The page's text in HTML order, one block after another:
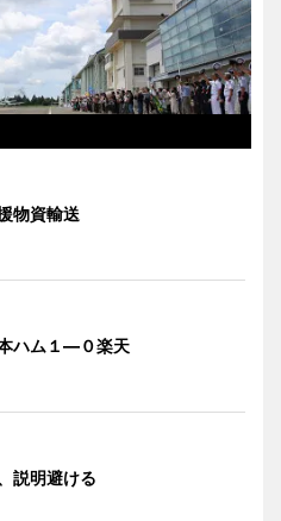
物資輸送
ハム１―０楽天
説明避ける